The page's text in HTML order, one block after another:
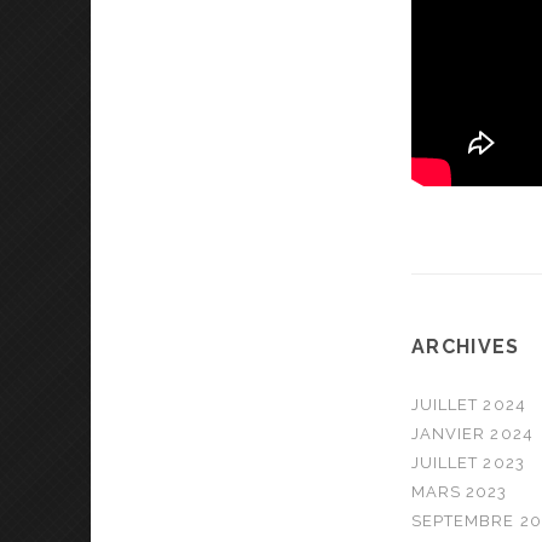
ARCHIVES
JUILLET 2024
JANVIER 2024
JUILLET 2023
MARS 2023
SEPTEMBRE